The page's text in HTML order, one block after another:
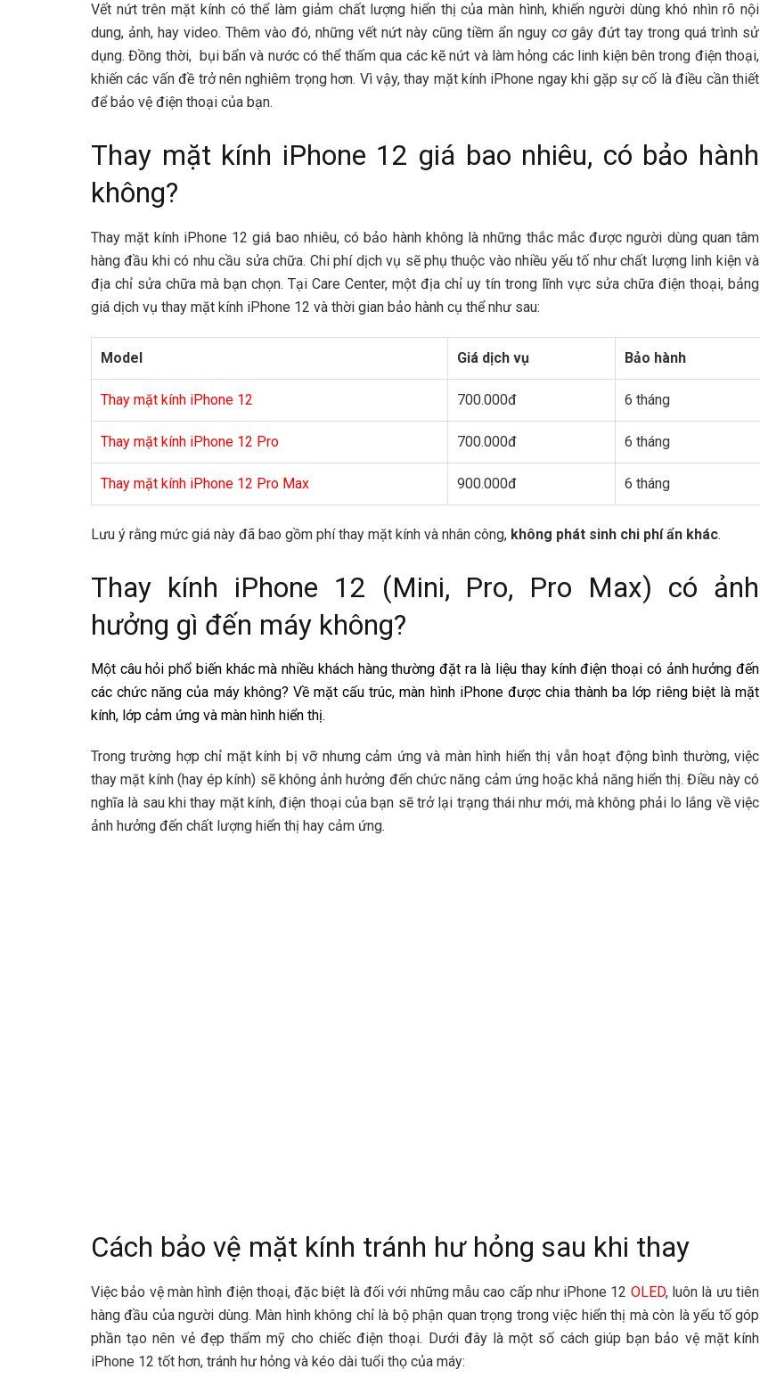
Vết nứt trên mặt kính có thể làm giảm chất lượng hiển thị của màn hình, khiến người dùng khó nhìn rõ nội
dung, ảnh, hay video. Thêm vào đó, những vết nứt này cũng tiềm ẩn nguy cơ gây đứt tay trong quá trình sử
dụng. Đồng thời, bụi bẩn và nước có thể thấm qua các kẽ nứt và làm hỏng các linh kiện bên trong điện thoại,
khiến các vấn đề trở nên nghiêm trọng hơn. Vì vậy, thay mặt kính iPhone ngay khi gặp sự cố là điều cần thiết
để bảo vệ điện thoại của bạn.
Thay mặt kính iPhone 12 giá bao nhiêu, có bảo hành
không?
Thay mặt kính iPhone 12 giá bao nhiêu, có bảo hành không là những thắc mắc được người dùng quan tâm
hàng đầu khi có nhu cầu sửa chữa. Chi phí dịch vụ sẽ phụ thuộc vào nhiều yếu tố như chất lượng linh kiện và
địa chỉ sửa chữa mà bạn chọn. Tại Care Center, một địa chỉ uy tín trong lĩnh vực sửa chữa điện thoại, bảng
giá dịch vụ thay mặt kính iPhone 12 và thời gian bảo hành cụ thể như sau:
Model Giá dịch vụ Bảo hành
Thay mặt kính iPhone 12 700.000đ 6 tháng
Thay mặt kính iPhone 12 Pro 700.000đ 6 tháng
Thay mặt kính iPhone 12 Pro Max 900.000đ 6 tháng
Lưu ý rằng mức giá này đã bao gồm phí thay mặt kính và nhân công, không phát sinh chi phí ẩn khác.
Thay kính iPhone 12 (Mini, Pro, Pro Max) có ảnh
hưởng gì đến máy không?
Một câu hỏi phổ biến khác mà nhiều khách hàng thường đặt ra là liệu thay kính điện thoại có ảnh hưởng đến
các chức năng của máy không? Về mặt cấu trúc, màn hình iPhone được chia thành ba lớp riêng biệt là mặt
kính, lớp cảm ứng và màn hình hiển thị.
Trong trường hợp chỉ mặt kính bị vỡ nhưng cảm ứng và màn hình hiển thị vẫn hoạt động bình thường, việc
thay mặt kính (hay ép kính) sẽ không ảnh hưởng đến chức năng cảm ứng hoặc khả năng hiển thị. Điều này có
nghĩa là sau khi thay mặt kính, điện thoại của bạn sẽ trở lại trạng thái như mới, mà không phải lo lắng về việc
ảnh hưởng đến chất lượng hiển thị hay cảm ứng.
Cách bảo vệ mặt kính tránh hư hỏng sau khi thay
Việc bảo vệ màn hình điện thoại, đặc biệt là đối với những mẫu cao cấp như iPhone 12 OLED, luôn là ưu tiên
hàng đầu của người dùng. Màn hình không chỉ là bộ phận quan trọng trong việc hiển thị mà còn là yếu tố góp
phần tạo nên vẻ đẹp thẩm mỹ cho chiếc điện thoại. Dưới đây là một số cách giúp bạn bảo vệ mặt kính
iPhone 12 tốt hơn, tránh hư hỏng và kéo dài tuổi thọ của máy: